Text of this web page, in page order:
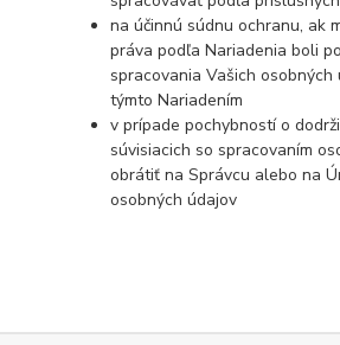
na účinnú súdnu ochranu, ak
práva podľa Nariadenia boli
spracovania Vašich
týmto Nariadením
v prípade pochybností o
súvisiacich so spracovaním
obrátiť na Správcu alebo na
osobných údajov